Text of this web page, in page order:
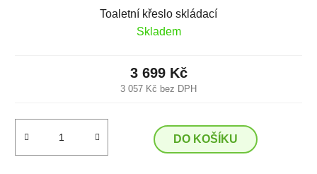
Toaletní křeslo skládací
Skladem
3 057 Kč bez DPH
3 699 Kč
DO KOŠÍKU